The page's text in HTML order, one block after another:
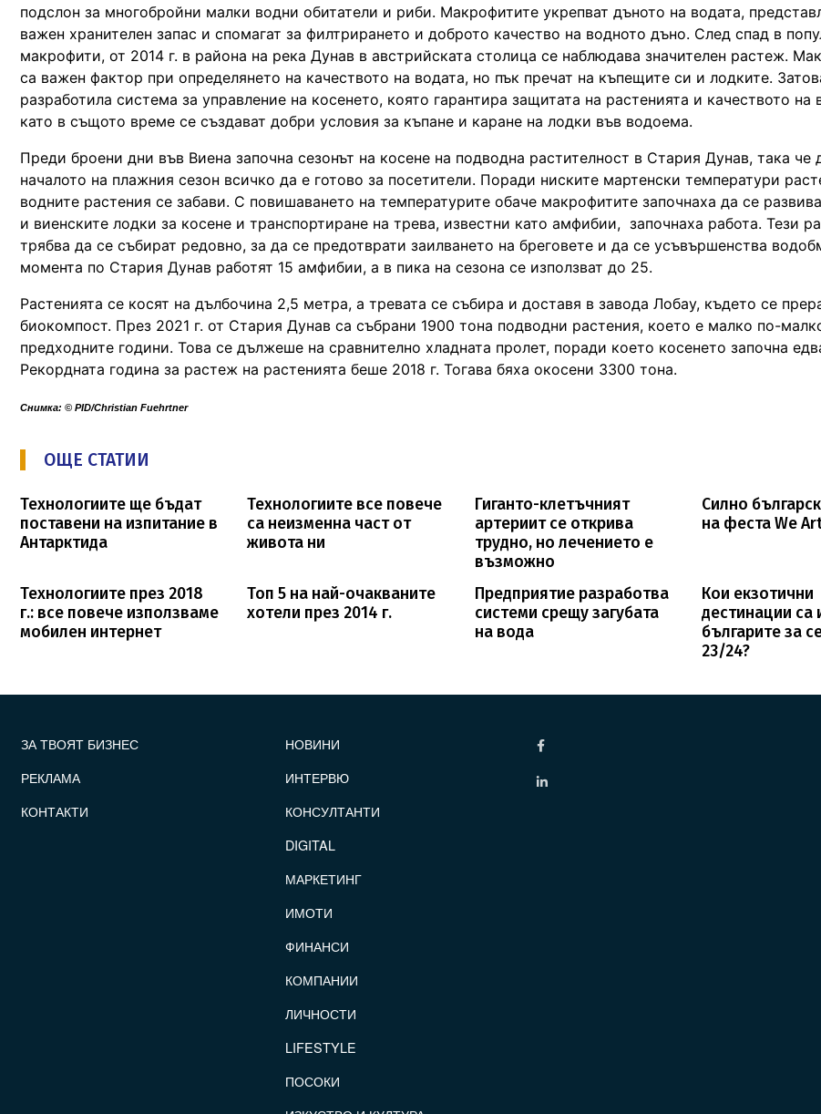
подслон за многобройни малки водни обитатели и риби. Макрофитите укрепват дъното на водата,
важен хранителен запас и спомагат за филтрирането и доброто качество на водното дъно. След спад в
макрофити, от 2014 г. в района на река Дунав в австрийската столица се наблюдава значителен растеж.
са важен фактор при определянето на качеството на водата, но пък пречат на къпещите си и лодките.
разработила система за управление на косенето, която гарантира защитата на растенията и качеството на
като в същото време се създават добри условия за къпане и каране на лодки във водоема.
Преди броени дни във Виена започна сезонът на косене на подводна растителност в Стария Дунав, така че
началото на плажния сезон всичко да е готово за посетители. Поради ниските мартенски температури
водните растения се забави. С повишаването на температурите обаче макрофитите започнаха да се
и виенските лодки за косене и транспортиране на трева, известни като амфибии, започнаха работа. Тези
трябва да се събират редовно, за да се предотврати заилването на бреговете и да се усъвършенства
момента по Стария Дунав работят 15 амфибии, а в пика на сезона се използват до 25.
Растенията се косят на дълбочина 2,5 метра, а тревата се събира и доставя в завода Лобау, където се
биокомпост. През 2021 г. от Стария Дунав са събрани 1900 тона подводни растения, което е малко по-
предходните години. Това се дължеше на сравнително хладната пролет, поради което косенето започна
Рекордната година за растеж на растенията беше 2018 г. Тогава бяха окосени 3300 тона.
Снимка: © PID/Christian Fuehrtner
ОЩЕ СТАТИИ
Технологиите ще бъдат
поставени на изпитание в
Антарктида
Технологиите все повече
са неизменна част от
живота ни
Гиганто-клетъчният
артериит се открива
трудно, но лечението е
възможно
Силно
на феста We
Технологиите през 2018
г.: все повече използваме
мобилен интернет
Топ 5 на най-очакваните
хотели през 2014 г.
Предприятие разработва
системи срещу загубата
на вода
Кои екзотични
дестинации са
българите за
23/24?
ЗА ТВОЯТ БИЗНЕС
РЕКЛАМА
КОНТАКТИ
НОВИНИ
ИНТЕРВЮ
КОНСУЛТАНТИ
DIGITAL
МАРКЕТИНГ
ИМОТИ
ФИНАНСИ
КОМПАНИИ
ЛИЧНОСТИ
LIFESTYLE
ПОСОКИ